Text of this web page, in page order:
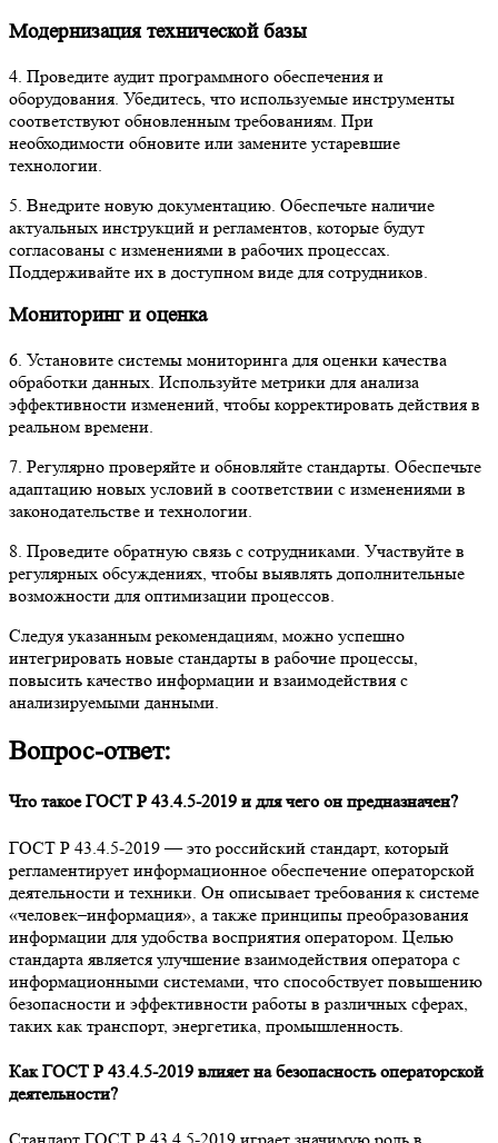
Модернизация технической базы
4. Проведите аудит программного обеспечения и
оборудования. Убедитесь, что используемые инструменты
соответствуют обновленным требованиям. При
необходимости обновите или замените устаревшие
технологии.
5. Внедрите новую документацию. Обеспечьте наличие
актуальных инструкций и регламентов, которые будут
согласованы с изменениями в рабочих процессах.
Поддерживайте их в доступном виде для сотрудников.
Мониторинг и оценка
6. Установите системы мониторинга для оценки качества
обработки данных. Используйте метрики для анализа
эффективности изменений, чтобы корректировать действия в
реальном времени.
7. Регулярно проверяйте и обновляйте стандарты. Обеспечьте
адаптацию новых условий в соответствии с изменениями в
законодательстве и технологии.
8. Проведите обратную связь с сотрудниками. Участвуйте в
регулярных обсуждениях, чтобы выявлять дополнительные
возможности для оптимизации процессов.
Следуя указанным рекомендациям, можно успешно
интегрировать новые стандарты в рабочие процессы,
повысить качество информации и взаимодействия с
анализируемыми данными.
Вопрос-ответ:
Что такое ГОСТ Р 43.4.5-2019 и для чего он предназначен?
ГОСТ Р 43.4.5-2019 — это российский стандарт, который
регламентирует информационное обеспечение операторской
деятельности и техники. Он описывает требования к системе
«человек–информация», а также принципы преобразования
информации для удобства восприятия оператором. Целью
стандарта является улучшение взаимодействия оператора с
информационными системами, что способствует повышению
безопасности и эффективности работы в различных сферах,
таких как транспорт, энергетика, промышленность.
Как ГОСТ Р 43.4.5-2019 влияет на безопасность операторской
деятельности?